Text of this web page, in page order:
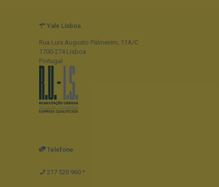
Yale Lisboa
Rua Luis Augusto Palmeirim, 11A/C
1700-274 Lisboa
Portugal
Telefone
217 520 960 *